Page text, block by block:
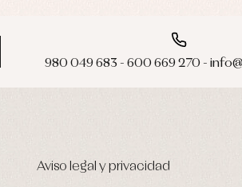
980 049 683 - 600 669 270 -
Aviso legal y privacidad